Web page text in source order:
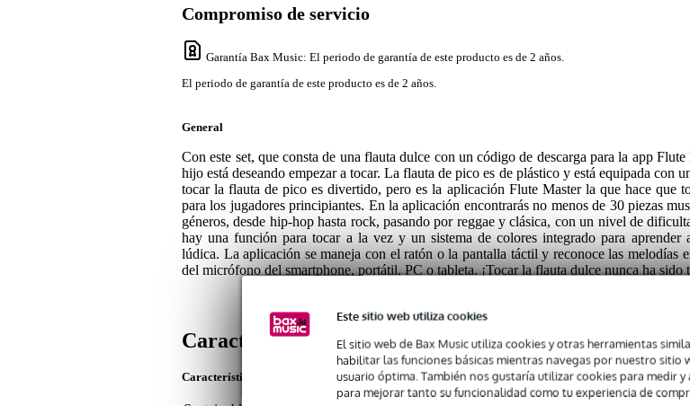
Este sitio web utiliza cookies
El sitio web de Bax Music utiliza cookies y otras herramientas
habilitar las funciones básicas mientras navegas por nuestro sitio
usuario óptima. También nos gustaría utilizar cookies para medir
para mejorar tanto su funcionalidad como tu experiencia de
Compromiso de servicio
Garantía Bax Music: El periodo de garantía de este producto es de 2 años.
El periodo de garantía de este producto es de 2 años.
General
Con este set, que consta de una flauta dulce con un código de descarga para la app Flute
hijo está deseando empezar a tocar. La flauta de pico es de plástico y está equipada con
tocar la flauta de pico es divertido, pero es la aplicación Flute Master la que hace que
para los jugadores principiantes. En la aplicación encontrarás no menos de 30 piezas
géneros, desde hip-hop hasta rock, pasando por reggae y clásica, con un nivel de
hay una función para tocar a la vez y un sistema de colores integrado para aprender
lúdica. La aplicación se maneja con el ratón o la pantalla táctil y reconoce las melodías
del micrófono del smartphone, portátil, PC o tableta. ¡Tocar la flauta dulce nunca ha sido
Características
Características del producto